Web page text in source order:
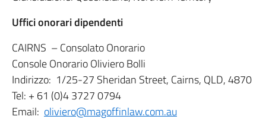
Uffici onorari dipendenti
CAIRNS – Consolato Onorario
Console Onorario Oliviero Bolli
Indirizzo: 1/25-27 Sheridan Street, Cairns, QLD, 4870
Tel: + 61 (0)4 3727 0794
Email: oliviero@magoffinlaw.com.au